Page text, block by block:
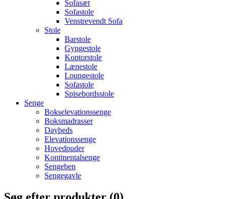
Sofasæt
Sofastole
Venstrevendt Sofa
Stole
Barstole
Gyngestole
Kontorstole
Lænestole
Loungestole
Sofastole
Spisebordsstole
Senge
Bokselevationssenge
Boksmadrasser
Daybeds
Elevationssenge
Hovedpuder
Kontinentalsenge
Sengeben
Sengegavle